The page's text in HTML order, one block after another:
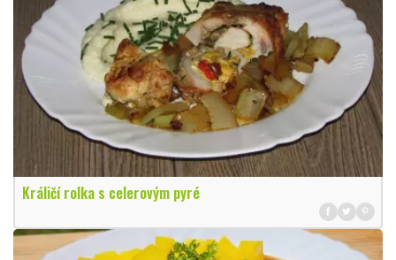
Králičí rolka s celerovým pyré